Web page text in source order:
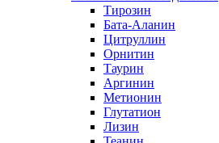
Тирозин
Бата-Аланин
Цитруллин
Орнитин
Таурин
Аргинин
Метионин
Глутатион
Лизин